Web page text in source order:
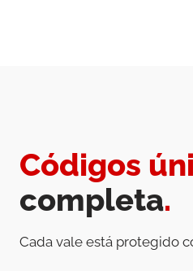
Códigos
completa.
Cada vale está protegido